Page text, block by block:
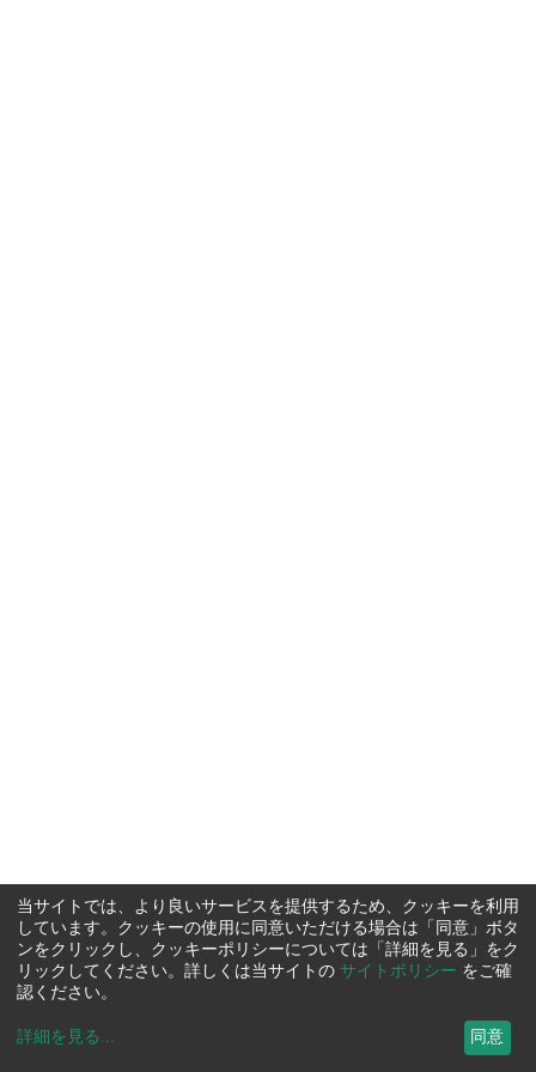
当サイトでは、より良いサービスを提供するため、クッキーを利用
しています。クッキーの使用に同意いただける場合は「同意」ボタ
ンをクリックし、クッキーポリシーについては「詳細を見る」をク
リックしてください。詳しくは当サイトの サイトポリシー をご確
認ください。
詳細を見る ... 同意